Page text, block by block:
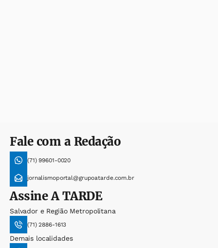
Fale com a Redação
(71) 99601-0020
jornalismoportal@grupoatarde.com.br
AssineA TARDE
Salvador e Região Metropolitana
(71) 2886-1613
Demais localidades